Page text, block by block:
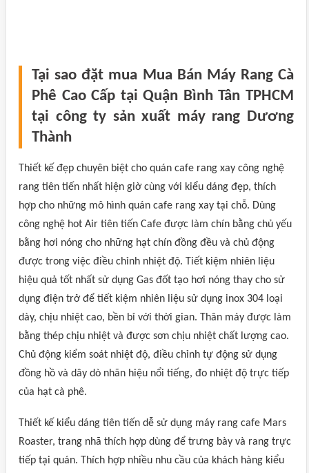
Tại sao đặt mua Mua Bán Máy Rang Cà
Phê Cao Cấp tại Quận Bình Tân TPHCM
tại công ty sản xuất máy rang Dương
Thành
Thiết kế đẹp chuyên biệt cho quán cafe rang xay công nghệ
rang tiên tiến nhất hiện giờ cùng với kiểu dáng đẹp, thích
hợp cho những mô hình quán cafe rang xay tại chỗ. Dùng
công nghệ hot Air tiên tiến Cafe được làm chín bằng chủ yếu
bằng hơi nóng cho những hạt chín đồng đều và chủ động
được trong việc điều chỉnh nhiệt độ. Tiết kiệm nhiên liệu
hiệu quả tốt nhất sử dụng Gas đốt tạo hơi nóng thay cho sử
dụng điện trở để tiết kiệm nhiên liệu sử dụng inox 304 loại
dày, chịu nhiệt cao, bền bỉ với thời gian. Thân máy được làm
bằng thép chịu nhiệt và được sơn chịu nhiệt chất lượng cao.
Chủ động kiểm soát nhiệt độ, điều chỉnh tự động sử dụng
đồng hồ và dây dò nhãn hiệu nổi tiếng, đo nhiệt độ trực tiếp
của hạt cà phê.
Thiết kế kiểu dáng tiên tiến dễ sử dụng máy rang cafe Mars
Roaster, trang nhã thích hợp dùng để trưng bày và rang trực
tiếp tại quán. Thích hợp nhiều nhu cầu của khách hàng kiểu